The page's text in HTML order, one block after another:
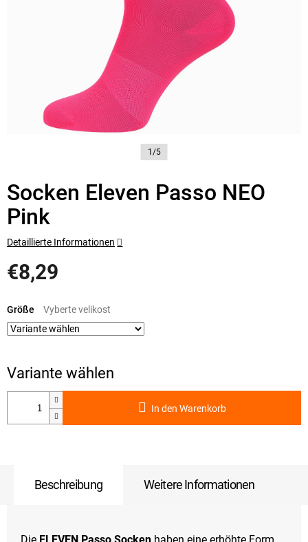
1/5
Socken Eleven Passo NEO
Pink
€8,29
Größe
In den Warenkorb
Detaillierte Informationen
Beschreibung Weitere Informationen